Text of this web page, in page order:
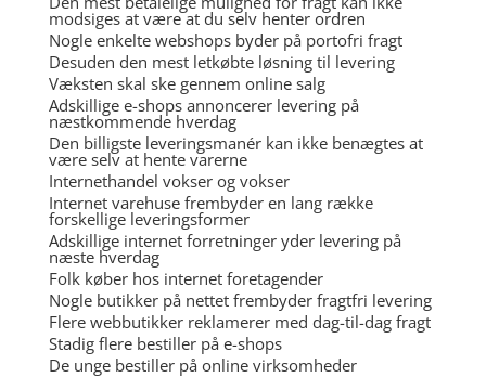
modsiges at være at du selv henter ordren
Nogle enkelte webshops byder på portofri fragt
Desuden den mest letkøbte løsning til levering
Væksten skal ske gennem online salg
Adskillige e-shops annoncerer levering på
næstkommende hverdag
Den billigste leveringsmanér kan ikke benægtes at
være selv at hente varerne
Internethandel vokser og vokser
Internet varehuse frembyder en lang række
forskellige leveringsformer
Adskillige internet forretninger yder levering på
næste hverdag
Folk køber hos internet foretagender
Nogle butikker på nettet frembyder fragtfri levering
Flere webbutikker reklamerer med dag-til-dag fragt
Stadig flere bestiller på e-shops
De unge bestiller på online virksomheder